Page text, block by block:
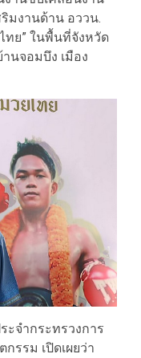
ริมงานด้าน อววน.
ทย” ในพื้นที่จังหวัด
นจอมบึง เมือง
จำกระทรวงการ
รรม เปิดเผยว่า